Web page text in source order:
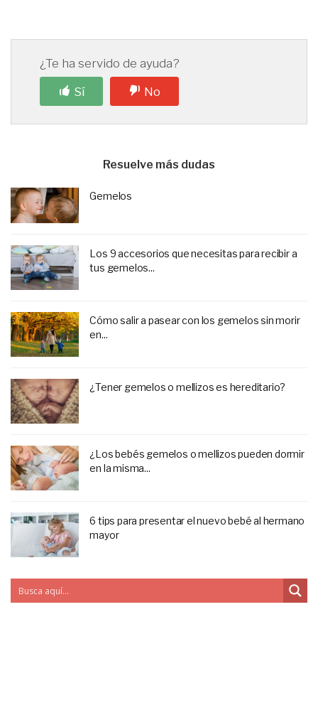
¿Te ha servido de ayuda?
Sí
No
Resuelve más dudas
Gemelos
Los 9 accesorios que necesitas para recibir a
tus gemelos...
Cómo salir a pasear con los gemelos sin morir
en...
¿Tener gemelos o mellizos es hereditario?
¿Los bebés gemelos o mellizos pueden dormir
en la misma...
6 tips para presentar el nuevo bebé al hermano
mayor